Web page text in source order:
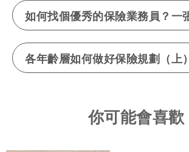
各年齡層如何做好保險規劃（上）
你可能會喜歡